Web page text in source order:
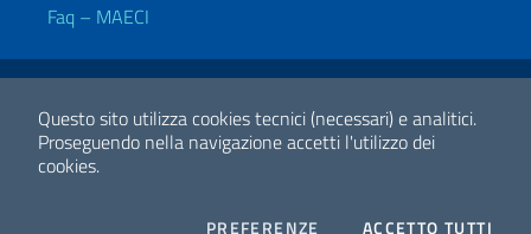
Questo sito utilizza cookies tecnici (necessari) e analitici.
Proseguendo nella navigazione accetti l'utilizzo dei
cookies.
PREFERENZE COOKIESACCETTO TUTTI
Faq – MAECI
Link Utili